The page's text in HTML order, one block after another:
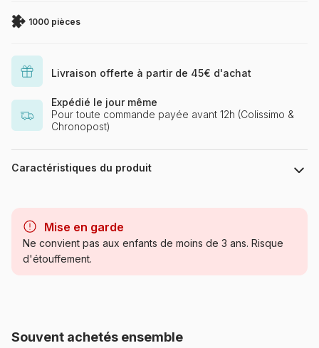
1000 pièces
Livraison offerte à partir de 45€ d'achat
Expédié le jour même
Pour toute commande payée avant 12h (Colissimo &
Chronopost)
Caractéristiques du produit
Catégorie
Provenance Pologne
Mise en garde
Ne convient pas aux enfants de moins de 3 ans. Risque
d'étouffement.
Souvent achetés ensemble